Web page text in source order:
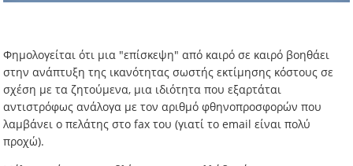
Φημολογείται ότι μια "επίσκεψη" από καιρό σε καιρό βοηθάει
στην ανάπτυξη της ικανότητας σωστής εκτίμησης κόστους σε
σχέση με τα ζητούμενα, μια ιδιότητα που εξαρτάται
αντιστρόφως ανάλογα με τον αριθμό φθηνοπροσφορών που
λαμβάνει ο πελάτης στο fax του (γιατί το email είναι πολύ
προχώ).